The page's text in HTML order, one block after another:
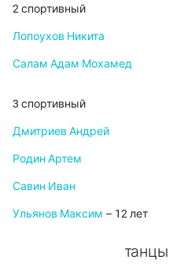
2 спортивный
Лопоухов Никита
Салам Адам Мохамед
3 спортивный
Дмитриев Андрей
Родин Артем
Савин Иван
Ульянов Максим – 12 лет
танцы